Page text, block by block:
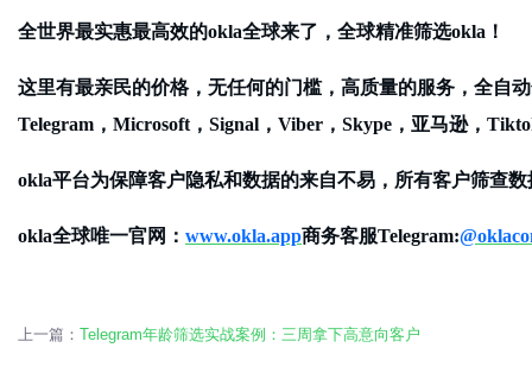
全世界最实惠最高效的okla全球来了，全球精准筛选okla！
这里有最亲民的价格，无任何的门槛，高质量的服务，全自
Telegram，Microsoft，Signal，Viber，Skype，亚马逊，
okla平台为保障客户隐私和数据的来自不易，所有客户筛查
okla全球唯一官网： www.okla.app商务客服Telegram:
上一篇： Telegram年龄筛选实战案例：三周拿下高意向客户